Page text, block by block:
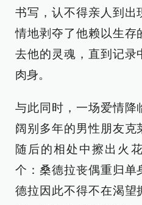
书写，认不得亲人到出
情地剥夺了他赖以生存
去他的灵魂，直到记录
肉身。
与此同时，一场爱情降
阔别多年的男性朋友克
随后的相处中擦出火
个：桑德拉丧偶重归单
德拉因此不得不在渴望